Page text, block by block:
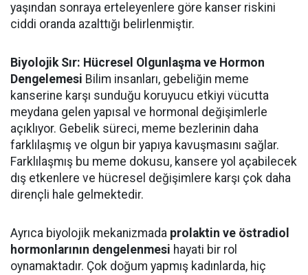
yaşından sonraya erteleyenlere göre kanser riskini
ciddi oranda azalttığı belirlenmiştir.
Biyolojik Sır: Hücresel Olgunlaşma ve Hormon
Dengelemesi Bilim insanları, gebeliğin meme
kanserine karşı sunduğu koruyucu etkiyi vücutta
meydana gelen yapısal ve hormonal değişimlerle
açıklıyor. Gebelik süreci, meme bezlerinin daha
farklılaşmış ve olgun bir yapıya kavuşmasını sağlar.
Farklılaşmış bu meme dokusu, kansere yol açabilecek
dış etkenlere ve hücresel değişimlere karşı çok daha
dirençli hale gelmektedir.
Ayrıca biyolojik mekanizmada prolaktin ve östradiol
hormonlarının dengelenmesi hayati bir rol
oynamaktadır. Çok doğum yapmış kadınlarda, hiç